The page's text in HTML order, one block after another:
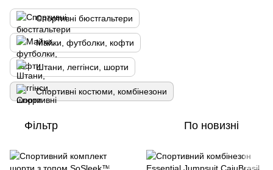
Спортивні бюстгальтери
Майки, футболки, кофти
Штани, леггінси, шорти
Спортивні костюми, комбінезони
Фільтр По новизні